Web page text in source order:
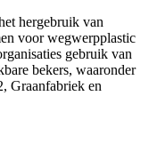
hergebruik van
voor wegwerpplastic
gebruik van
bekers, waaronder
Graanfabriek en